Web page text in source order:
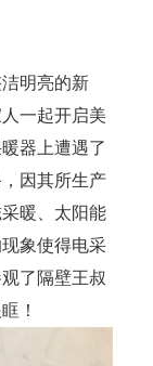
明亮的新
一起开启美
器上遭遇了
因其所生产
暖、太阳能
象使得电采
了隔壁王叔
！